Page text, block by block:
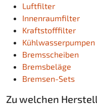
Luftfilter
Innenraumfilter
Kraftstofffilter
Kühlwasserpumpen
Bremsscheiben
Bremsbeläge
Bremsen-Sets
Zu welchen